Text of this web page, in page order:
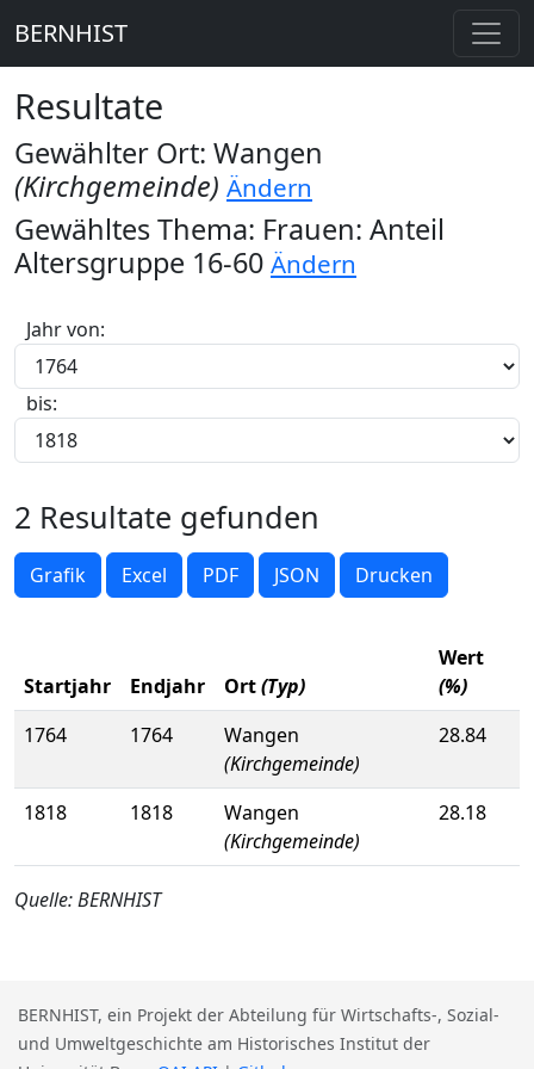
BERNHIST
Resultate
Gewählter Ort: Wangen
(Kirchgemeinde) Ändern
Gewähltes Thema: Frauen: Anteil
Altersgruppe 16-60 Ändern
Jahr von:
bis:
2 Resultate gefunden
Grafik Excel PDF JSON Drucken
Startjahr Endjahr Ort(Typ)
Wert
(%)
1764
1764
Wangen
(Kirchgemeinde)
28.84
1818 1818
Wangen
(Kirchgemeinde)
28.18
Quelle: BERNHIST
BERNHIST, ein Projekt der Abteilung für Wirtschafts-, Sozial-
und Umweltgeschichte am Historisches Institut der